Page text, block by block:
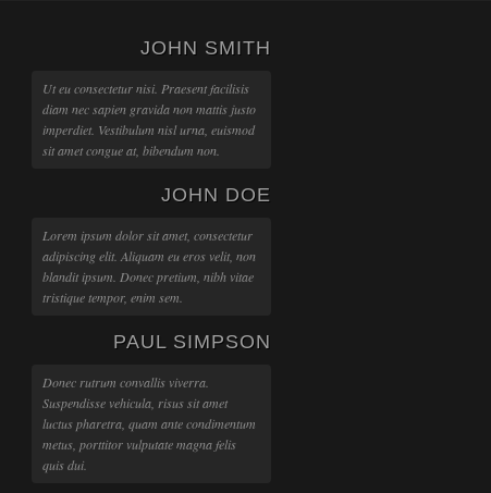
JOHN SMITH
Ut eu consectetur nisi. Praesent facilisis
diam nec sapien gravida non mattis justo
imperdiet. Vestibulum nisl urna, euismod
sit amet congue at, bibendum non.
JOHN DOE
Lorem ipsum dolor sit amet, consectetur
adipiscing elit. Aliquam eu eros velit, non
blandit ipsum. Donec pretium, nibh vitae
tristique tempor, enim sem.
PAUL SIMPSON
Donec rutrum convallis viverra.
Suspendisse vehicula, risus sit amet
luctus pharetra, quam ante condimentum
metus, porttitor vulputate magna felis
quis dui.